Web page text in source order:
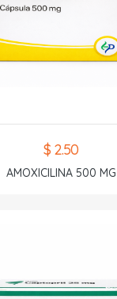
$ 2.50
AMOXICILINA 500 MG